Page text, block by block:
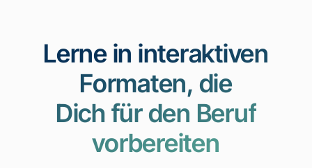
Lerne in interaktiven
Formaten, die
Dich für den Beruf
vorbereiten